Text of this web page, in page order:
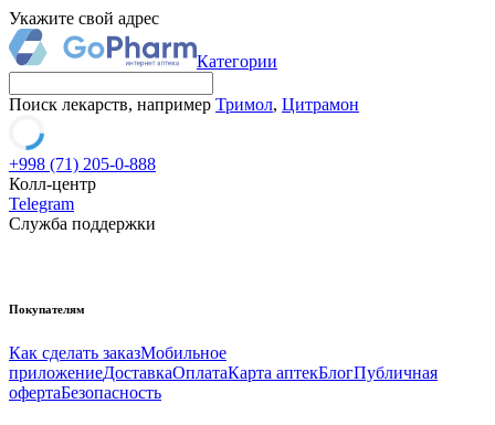
Укажите свой адрес
Категории
Поиск лекарств, например Тримол, Цитрамон
+998 (71) 205-0-888
Колл-центр
Telegram
Служба поддержки
Покупателям
Как сделать заказМобильное
приложениеДоставкаОплатаКарта аптекБлогПубличная
офертаБезопасность